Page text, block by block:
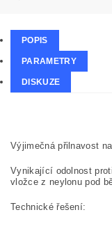
POPIS
PARAMETRY
DISKUZE
Výjimečná přilnavost
Vynikající odolnost
vložce z neylonu pod
Technické řešení: